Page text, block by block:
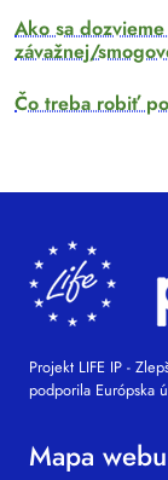
Ako sa
závažnej/
Čo treba robiť
Projekt LIFE IP -
podporila Európska
Mapa